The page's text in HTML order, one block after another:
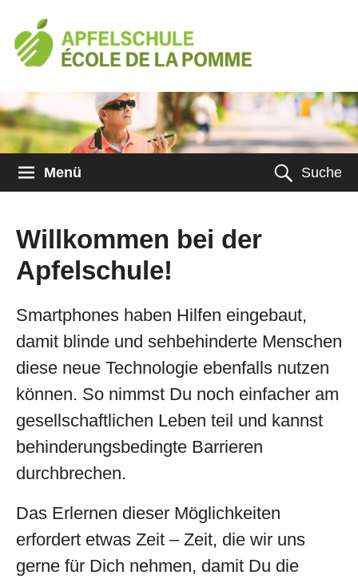
Menü Suche
Willkommen bei der
Apfelschule!
Smartphones haben Hilfen eingebaut,
damit blinde und sehbehinderte Menschen
diese neue Technologie ebenfalls nutzen
können. So nimmst Du noch einfacher am
gesellschaftlichen Leben teil und kannst
behinderungsbedingte Barrieren
durchbrechen.
Das Erlernen dieser Möglichkeiten
erfordert etwas Zeit – Zeit, die wir uns
gerne für Dich nehmen, damit Du die